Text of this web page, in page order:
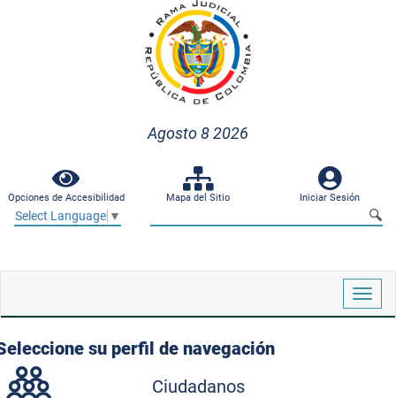
Agosto 8 2026
Opciones de Accesibilidad Mapa del Sitio Iniciar Sesión
Select Language ▼
su perfil de navegación
Ciudadanos